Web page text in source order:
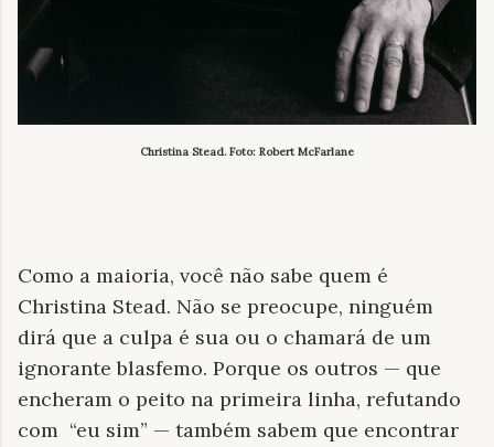
Christina Stead. Foto: Robert McFarlane
Como a maioria, você não sabe quem é
Christina Stead. Não se preocupe, ninguém
dirá que a culpa é sua ou o chamará de um
ignorante blasfemo. Porque os outros — que
encheram o peito na primeira linha, refutando
com “eu sim” — também sabem que encontrar